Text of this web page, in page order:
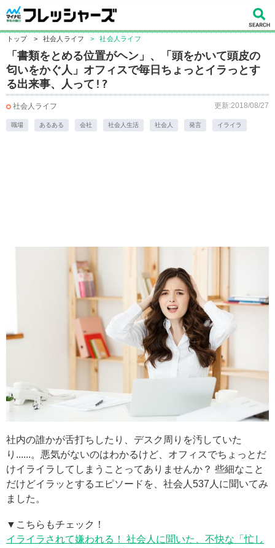
トップ > 社会人ライフ > 社会人ライフ
「書類をとめる位置がヘン」、「頭をかいて頭皮の
匂いをかぐ人」オフィスで毎日ちょっとイラっとす
る出来事、人って!?
社会人ライフ 更新:2018/08/27
職場 あるある 会社 社会人生活 社会人 発言 イライラ
社内の誰かが舌打ちしたり、デスク周りを汚していた
り......。悪気がないのはわかるけど、オフィスでちょっとだ
けイライラしてしまうことってありませんか？ 些細なこと
だけどイラッとするエピソードを、社会人537人に聞いてみ
ました。
▼こちらもチェック！
イライラされて嫌われる！ 社会人に聞いた、不快な「忙し